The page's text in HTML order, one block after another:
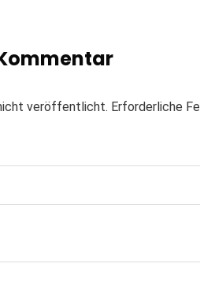
veröffentlicht. Erforderliche